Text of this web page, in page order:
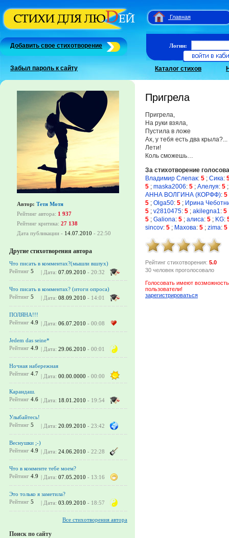
Главная
Добавить свое стихотворение
Забыл пароль к сайту
Логин:
Каталог стихов
Автор: Тетя Мотя
Рейтинг автора: 1 937
Рейтинг критика: 27 138
Дата публикации - 14.07.2010 - 22:50
Другие стихотворения автора
Что писать в комментах?(мышли вшлух)
Рейтинг 5 | Дата: 07.09.2010 - 20:32
Что писать в комментах? (итоги опроса)
Рейтинг 5 | Дата: 08.09.2010 - 14:01
ПОЛЯНА!!!
Рейтинг 4.9 | Дата: 06.07.2010 - 00:08
Jedem das seine*
Рейтинг 4.9 | Дата: 29.06.2010 - 00:01
Ночная набережная
Рейтинг 4.7 | Дата: 00.00.0000 - 00:00
Карандаш.
Рейтинг 4.6 | Дата: 18.01.2010 - 19:54
Улыбайтесь!
Рейтинг 5 | Дата: 20.09.2010 - 23:42
Веснушки ;-)
Рейтинг 4.9 | Дата: 24.06.2010 - 22:28
Что в комменте тебе моем?
Рейтинг 4.9 | Дата: 07.05.2010 - 13:16
Это только я заметила?
Рейтинг 5 | Дата: 03.09.2010 - 18:57
Все стихотворения автора
Поиск по сайту
Пригрела
Пригрела,
На руки взяла,
Пустила в ложе
Ах, у тебя есть два крыла?...
Лети!
Коль сможешь…
За стихотворение
Владимир Слепак: 5 ; Сика:
5 ; maska2006: 5 ; Алелуя: 5
АННА ВОЛГИНА (КОРФФ): 5
5 ; Olga50: 5 ; Ирина
5 ; v2810475: 5 ; akilegna1 : 5
5 ; Galiona: 5 ; алиса: 5 ; KG:
sincov: 5 ; Махова: 5 ; zima: 5
Рейтинг стихотворения: 5.0
30 человек проголосовало
Голосовать имеют
пользователи!
зарегистрироваться